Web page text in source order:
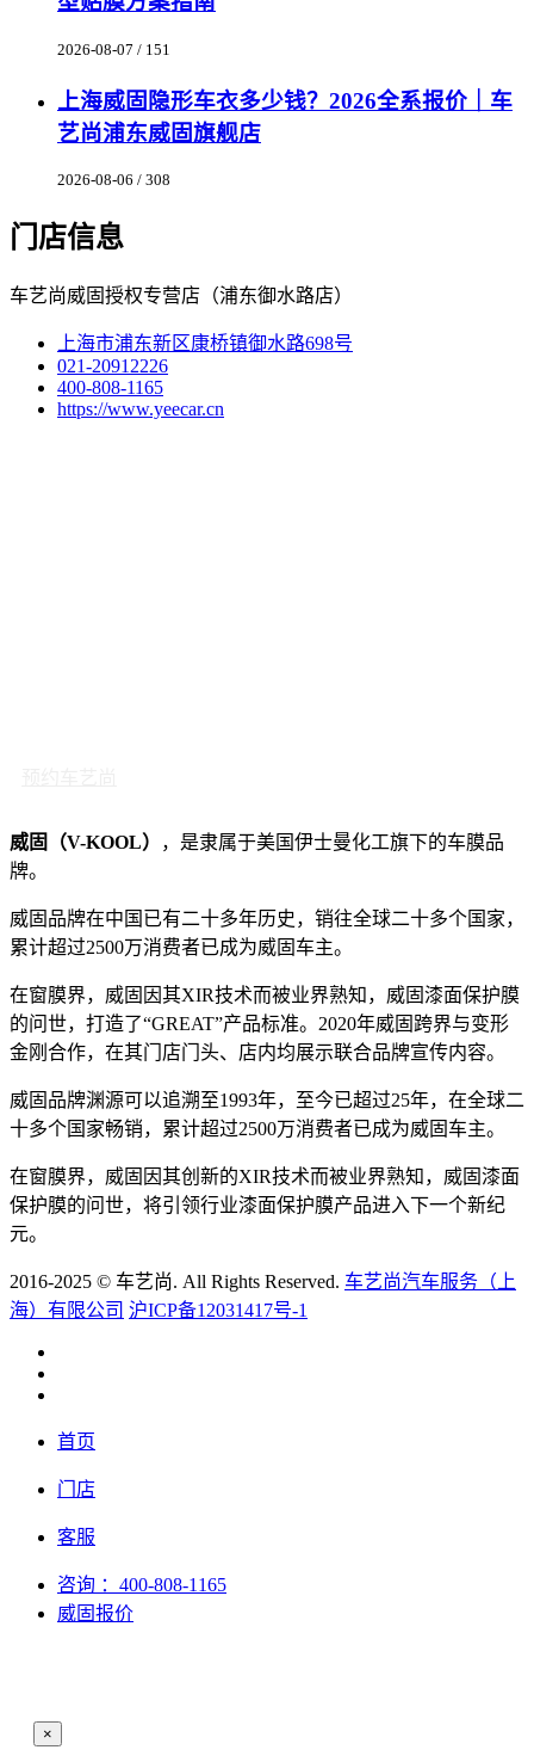
2026-08-07 / 151
上海威固隐形车衣多少钱？2026全系报价｜车
艺尚浦东威固旗舰店
2026-08-06 / 308
门店信息
车艺尚威固授权专营店（浦东御水路店）
上海市浦东新区康桥镇御水路698号
021-20912226
400-808-1165
https://www.yeecar.cn
威固（V-KOOL）
，是隶属于美国伊士曼化工旗下的车膜品
牌。
威固品牌在中国已有二十多年历史，销往全球二十多个国家，
累计超过2500万消费者已成为威固车主。
在窗膜界，威固因其XIR技术而被业界熟知，威固漆面保护膜
的问世，打造了“GREAT”产品标准。2020年威固跨界与变形
金刚合作，在其门店门头、店内均展示联合品牌宣传内容。
威固品牌渊源可以追溯至1993年，至今已超过25年，在全球二
十多个国家畅销，累计超过2500万消费者已成为威固车主。
在窗膜界，威固因其创新的XIR技术而被业界熟知，威固漆面
保护膜的问世，将引领行业漆面保护膜产品进入下一个新纪
元。
2016-2025 © 车艺尚. All Rights Reserved. 车艺尚汽车服务（上
海）有限公司 沪ICP备12031417号-1
首页
门店
客服
咨询 ：400-808-1165
威固报价
×